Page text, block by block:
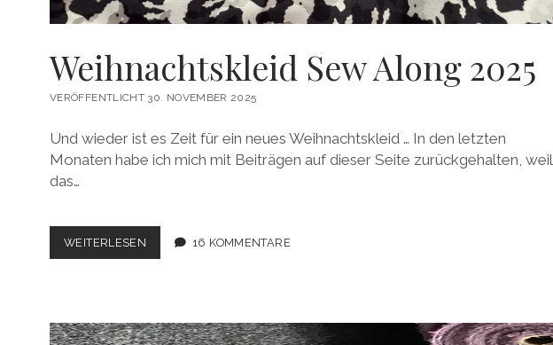
Weihnachtskleid Sew Along 2025
VERÖFFENTLICHT 30. NOVEMBER 2025
Und wieder ist es Zeit für ein neues Weihnachtskleid … In den letzten
Monaten habe ich mich mit Beiträgen auf dieser Seite zurückgehalten, weil
das…
WEITERLESEN WEIHNACHTSKLEID
SEW
16 KOMMENTARE